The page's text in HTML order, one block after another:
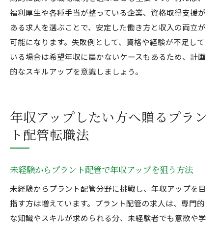
福利厚生や各種手当が整っている企業、資格取得支援が
ある求人を選ぶことで、安定した働き方と収入の両立が
可能になります。失敗例として、資格や経験が不足して
いる場合は希望年収に届かないケースもあるため、計画
的なスキルアップを意識しましょう。
年収アップしたい方へ贈るプラン
ト配管転職法
未経験からプラント配管で年収アップを狙う方法
未経験からプラント配管分野に挑戦し、年収アップを目
指す方は増えています。プラント配管の求人は、専門的
な知識やスキルが求められる分、未経験者でも意欲や学